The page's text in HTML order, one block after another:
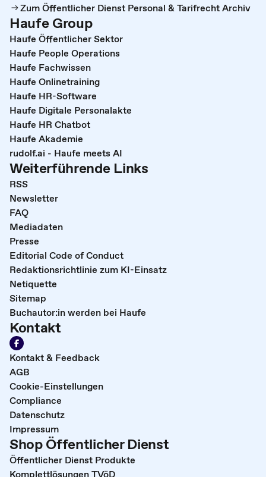
Zum Öffentlicher Dienst Personal & Tarifrecht Archiv
Haufe Group
Haufe Öffentlicher Sektor
Haufe People Operations
Haufe Fachwissen
Haufe Onlinetraining
Haufe HR-Software
Haufe Digitale Personalakte
Haufe HR Chatbot
Haufe Akademie
rudolf.ai - Haufe meets AI
Weiterführende Links
RSS
Newsletter
FAQ
Mediadaten
Presse
Editorial Code of Conduct
Redaktionsrichtlinie zum KI-Einsatz
Netiquette
Sitemap
Buchautor:in werden bei Haufe
Kontakt
Kontakt & Feedback
AGB
Cookie-Einstellungen
Compliance
Datenschutz
Impressum
Shop Öffentlicher Dienst
Öffentlicher Dienst Produkte
Komplettlösungen TVöD